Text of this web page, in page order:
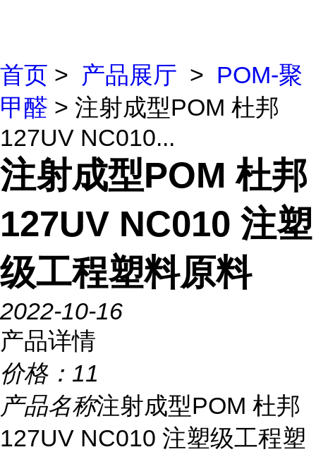
首页 > 产品展厅 > POM-聚
甲醛 > 注射成型POM 杜邦
127UV NC010...
注射成型POM 杜邦
127UV NC010 注塑
级工程塑料原料
2022-10-16
产品详情
价格： 11
产品名称注射成型POM 杜邦
127UV NC010 注塑级工程塑